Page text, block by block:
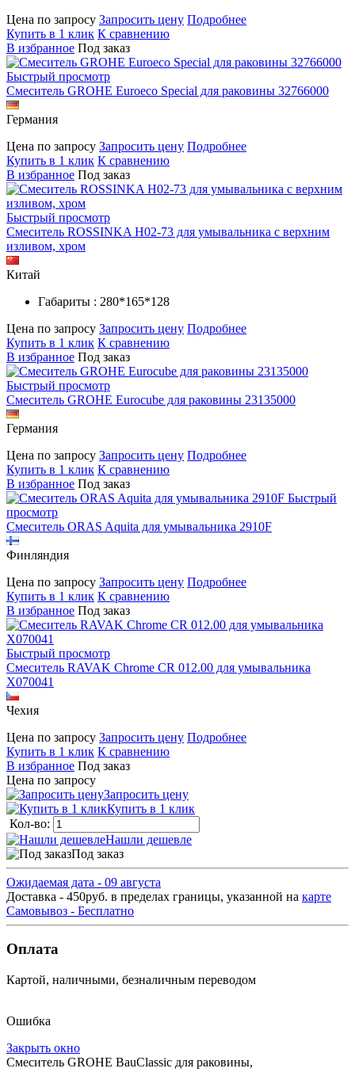
Цена по запросу Запросить цену Подробнее
Купить в 1 клик К сравнению
В избранное Под заказ
Быстрый просмотр
Смеситель GROHE Euroeco Special для раковины 32766000
Германия
Цена по запросу Запросить цену Подробнее
Купить в 1 клик К сравнению
В избранное Под заказ
Быстрый просмотр
Смеситель ROSSINKA H02-73 для умывальника с верхним
изливом, хром
Китай
Габариты : 280*165*128
Цена по запросу Запросить цену Подробнее
Купить в 1 клик К сравнению
В избранное Под заказ
Быстрый просмотр
Смеситель GROHE Eurocube для раковины 23135000
Германия
Цена по запросу Запросить цену Подробнее
Купить в 1 клик К сравнению
В избранное Под заказ
Быстрый
просмотр
Смеситель ORAS Aquita для умывальника 2910F
Финляндия
Цена по запросу Запросить цену Подробнее
Купить в 1 клик К сравнению
В избранное Под заказ
Быстрый просмотр
Смеситель RAVAK Chrome CR 012.00 для умывальника
X070041
Чехия
Цена по запросу Запросить цену Подробнее
Купить в 1 клик К сравнению
В избранное Под заказ
Цена по запросу
Запросить цену
Купить в 1 клик
Кол-во:
Нашли дешевле
Под заказ
Ожидаемая дата - 09 августа
Доставка - 450руб. в пределах границы, указанной на карте
Самовывоз - Бесплатно
Оплата
Картой, наличными, безналичным переводом
Ошибка
Закрыть окно
Смеситель GROHE BauClassic для раковины,